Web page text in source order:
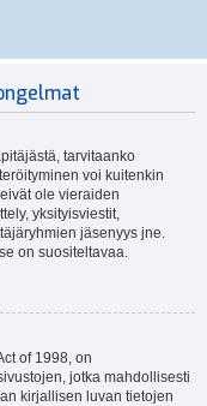
tarvitaanko
voi kuitenkin
ole vieraiden
yksityisviestit,
jäsenyys jne.
on suositeltavaa.
of 1998, on
jotka mahdollisesti
kirjallisen luvan tietojen